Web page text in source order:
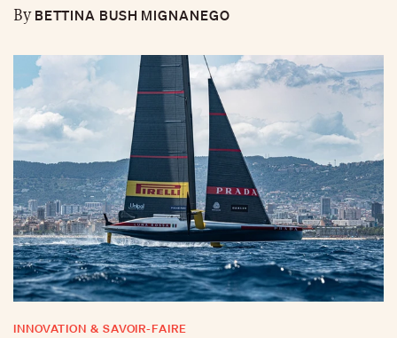
ByBETTINA BUSH MIGNANEGO
INNOVATION & SAVOIR-FAIRE